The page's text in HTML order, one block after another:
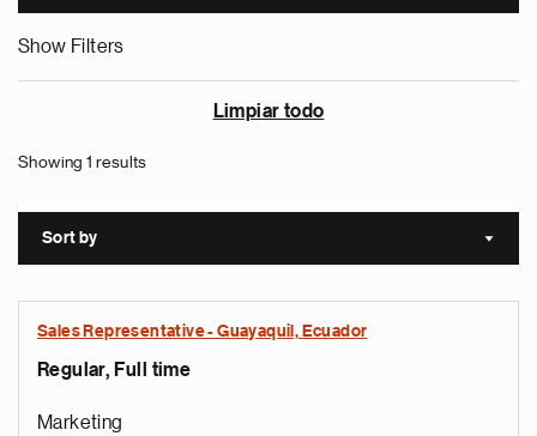
Show Filters
Limpiar todo
Showing 1 results
Sort by Sort
Sales Representative - Guayaquil, Ecuador
Regular, Full time
Marketing